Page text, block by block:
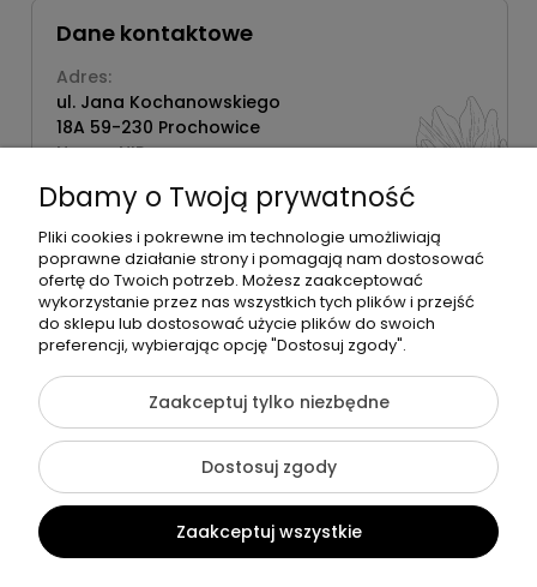
Dane kontaktowe
Adres:
ul. Jana Kochanowskiego
18A 59-230 Prochowice
Numer NIP:
Telefon:
518358020
©2026 Wszelkie Prawa Zastrzeżone | Zrób Sobie Krem
Szablon Flex byEcommercy
Pokaż pełną wersję strony
Sklep internetowy Shoper Premium
Dbamy o Twoją prywatność
Pliki cookies i pokrewne im technologie umożliwiają
poprawne działanie strony i pomagają nam dostosować
ofertę do Twoich potrzeb. Możesz zaakceptować
wykorzystanie przez nas wszystkich tych plików i przejść
do sklepu lub dostosować użycie plików do swoich
preferencji, wybierając opcję "Dostosuj zgody".
Zaakceptuj tylko niezbędne
Dostosuj zgody
Zaakceptuj wszystkie